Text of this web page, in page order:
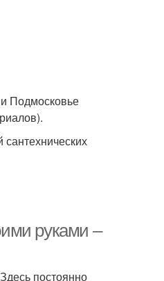
Подмосковье
руками –
постоянно